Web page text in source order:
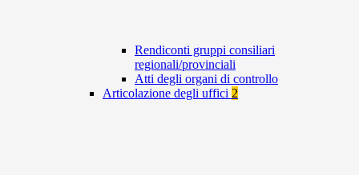
Rendiconti gruppi consiliari
regionali/provinciali
Atti degli organi di controllo
Articolazione degli uffici 2